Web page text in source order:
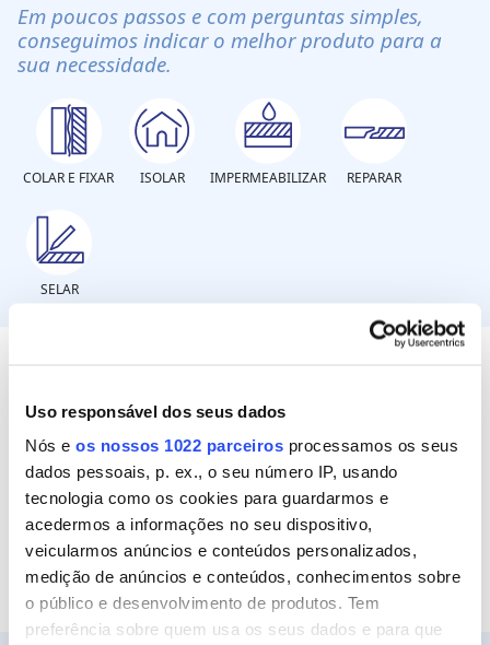
Uso responsável dos seus dados
Nós e os nossos 1022 parceiros processamos os seus
dados pessoais, p. ex., o seu número IP, usando
tecnologia como os cookies para guardarmos e
acedermos a informações no seu dispositivo,
veicularmos anúncios e conteúdos personalizados,
medição de anúncios e conteúdos, conhecimentos sobre
o público e desenvolvimento de produtos. Tem
preferência sobre quem usa os seus dados e para que
Em poucos passos e com perguntas simples,
conseguimos indicar o melhor produto para a
sua necessidade.
COLAR E FIXAR ISOLAR IMPERMEABILIZAR REPARAR
SELAR
Objetos pesados: altos esforços
Objetos leves: baixos ou médios esforços